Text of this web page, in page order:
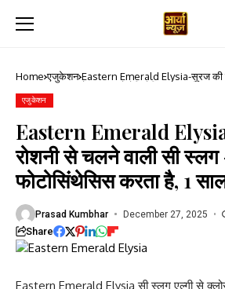
Home एजुकेशन Eastern Emerald Elysia-सूरज की
एजुकेशन
Eastern Emerald
रोशनी से चलने वाली सी
फोटोसिंथेसिस करता है, 1
Prasad Kumbhar December 27, 2025
Share
Eastern Emerald Elysia सी स्लग एल्गी से